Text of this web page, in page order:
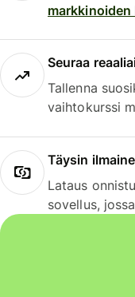
Seuraa
Tallenna
vaihtokurssi
Täysin
Lataus
sovellus,